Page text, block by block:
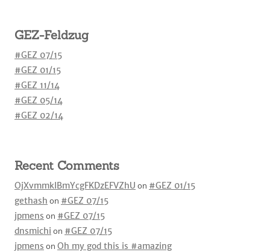
GEZ-Feldzug
#GEZ 07/15
#GEZ 01/15
#GEZ 11/14
#GEZ 05/14
#GEZ 02/14
Recent Comments
OjXvmmkIBmYcgFKDzEFVZhU on #GEZ 01/15
gethash on #GEZ 07/15
jpmens on #GEZ 07/15
dnsmichi on #GEZ 07/15
jpmens on Oh my god this is #amazing